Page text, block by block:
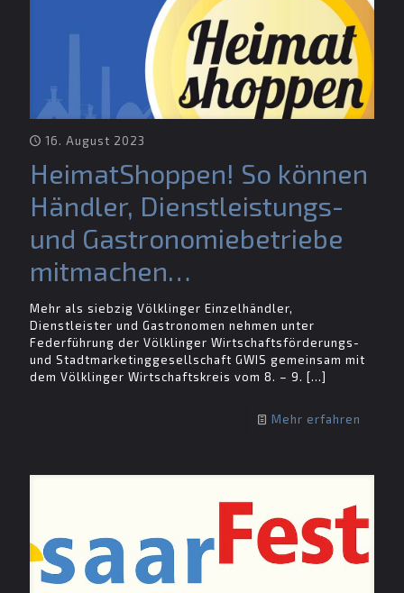
16. August 2023
HeimatShoppen! So können
Händler, Dienstleistungs-
und Gastronomiebetriebe
mitmachen…
Mehr als siebzig Völklinger Einzelhändler,
Dienstleister und Gastronomen nehmen unter
Federführung der Völklinger Wirtschaftsförderungs-
und Stadtmarketinggesellschaft GWIS gemeinsam mit
dem Völklinger Wirtschaftskreis vom 8. – 9. […]
Mehr erfahren